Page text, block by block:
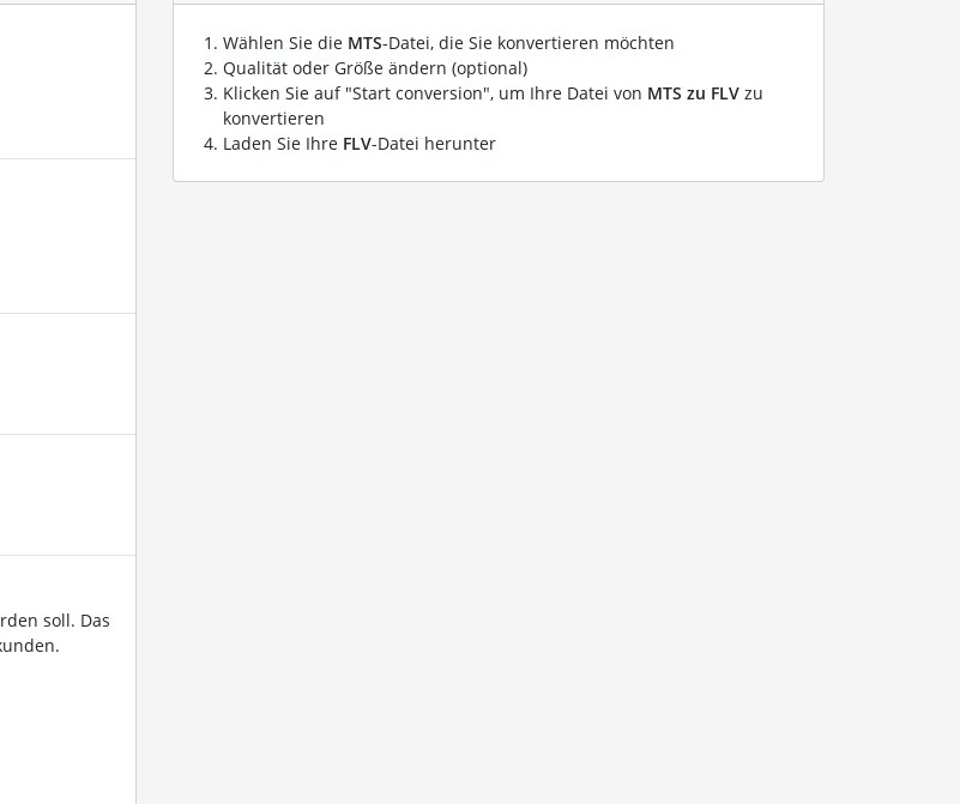
soll. Das
Wählen Sie die MTS-Datei, die Sie konvertieren möchten
Qualität oder Größe ändern (optional)
Klicken Sie auf "Start conversion", um Ihre Datei von MTS zu FLV zu
konvertieren
Laden Sie Ihre FLV-Datei herunter